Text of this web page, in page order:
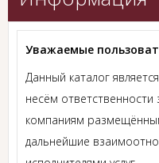
Уважаемые
Данный каталог
несём
компаниям
дальнейшие